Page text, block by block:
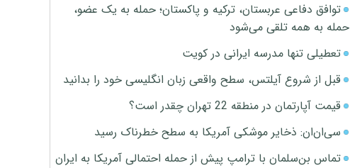
توافق دفاعی عربستان، ترکیه و پاکستان؛ حمله به یک عضو،
حمله به همه تلقی می‌شود
تعطیلی تنها مدرسه ایرانی در کویت
قبل از شروع آیلتس، سطح واقعی زبان انگلیسی خود را بدانید
قیمت آپارتمان در منطقه 22 تهران چقدر است؟
سی‌ان‌ان: ذخایر موشکی آمریکا به سطح خطرناک رسید
تماس بن‌سلمان با ترامپ پیش از حمله احتمالی آمریکا به ایران